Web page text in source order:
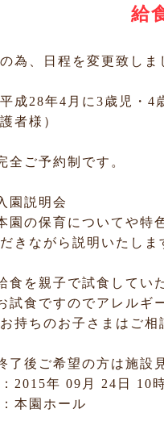
給
為、日程を変更致しま
成28年4月に3歳児・4
者様）
ご予約制です。
園説明会
園の保育についてや特
きながら説明いたしま
食を親子で試食してい
試食ですのでアレルギ
持ちのお子さまはご相
後ご希望の方は施設
2015年 09月 24日 10
本園ホール